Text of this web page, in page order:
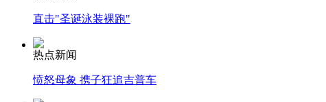
直击"圣诞泳装裸跑"
热点新闻
愤怒母象 携子狂追吉普车